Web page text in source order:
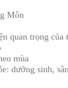
Môn
quan trọng
mùa
dưỡng sinh,